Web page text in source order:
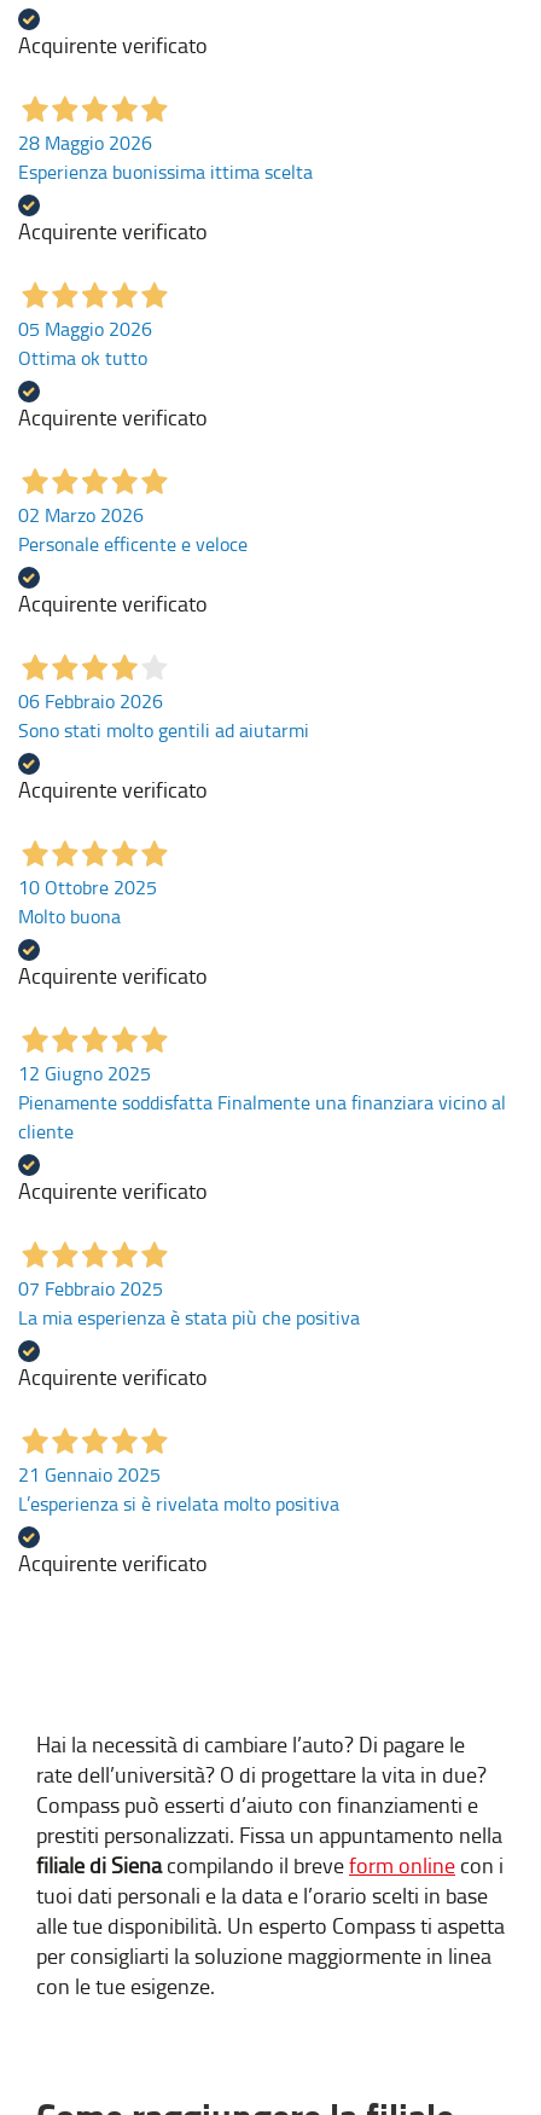
Acquirente verificato
28 Maggio 2026
Esperienza buonissima ittima scelta
Acquirente verificato
05 Maggio 2026
Ottima ok tutto
Acquirente verificato
02 Marzo 2026
Personale efficente e veloce
Acquirente verificato
06 Febbraio 2026
Sono stati molto gentili ad aiutarmi
Acquirente verificato
10 Ottobre 2025
Molto buona
Acquirente verificato
12 Giugno 2025
Pienamente soddisfatta Finalmente una finanziara vicino al
cliente
Acquirente verificato
07 Febbraio 2025
La mia esperienza è stata più che positiva
Acquirente verificato
21 Gennaio 2025
L’esperienza si è rivelata molto positiva
Acquirente verificato
Hai la necessità di cambiare l’auto? Di pagare le
rate dell’università? O di progettare la vita in due?
Compass può esserti d’aiuto con finanziamenti e
prestiti personalizzati. Fissa un appuntamento nella
filiale di Sienacompilando il breveform online con i
tuoi dati personali e la data e l’orario scelti in base
alle tue disponibilità. Un esperto Compass ti aspetta
per consigliarti la soluzione maggiormente in linea
con le tue esigenze.